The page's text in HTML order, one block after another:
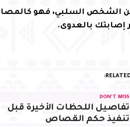
الشخص السلبي، فهو كالمصاب
إصابتك بالعدوى.
DON'T MISS
تفاصيل اللحظات الأخيرة قبل
تنفيذ حكم القصاص